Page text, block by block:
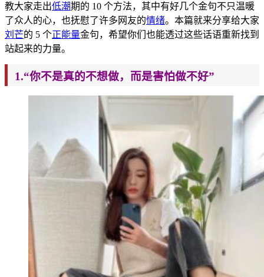
教大家走出低潮期的 10 个方法，其中有好几个金句不只温暖
了众人的心，也抚慰了许多网友的情绪。本篇就来分享给大家
刘芒的 5 个正能量金句，希望你们也能透过这些话语重新找到
站起来的力量。
1.“你不是真的不想做，而是害怕做不好”